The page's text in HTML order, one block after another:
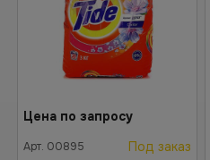
Цена по запросу
Арт. 00895
Под заказ